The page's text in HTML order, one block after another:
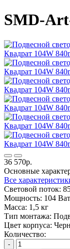
SMD-
36 570р.
Основные
Все
Световой поток:
Мощность: 104
Масса: 1,5 кг
Тип монтажа:
Цвет корпуса:
Количество:
-